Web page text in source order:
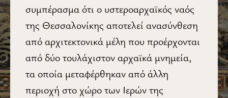
συμπέρασμα ότι ο υστεροαρχαϊκός ναός
της Θεσσαλονίκης αποτελεί ανασύνθεση
από αρχιτεκτονικά μέλη που προέρχονται
από δύο τουλάχιστον αρχαϊκά μνημεία,
τα οποία μεταφέρθηκαν από άλλη
περιοχή στο χώρο των Ιερών της